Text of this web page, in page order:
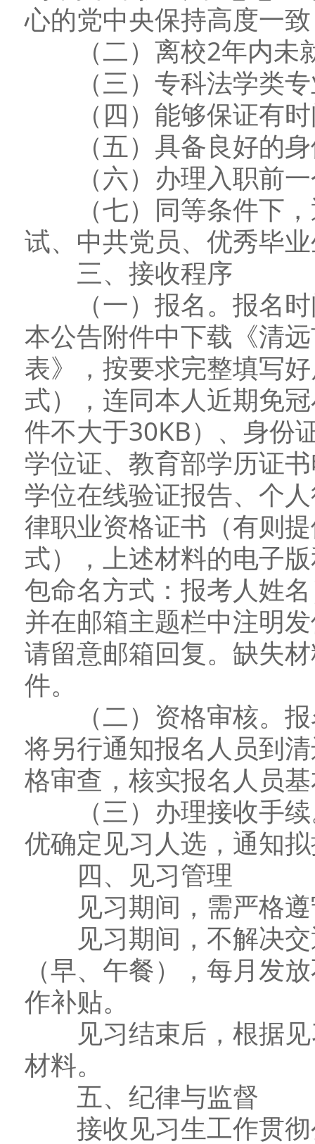
心的党中央保持高度一
（二）离校2年内未
（三）专科法学类专
（四）能够保证有时
（五）具备良好的身
（六）办理入职前一
（七）同等条件下，
试、中共党员、优秀毕
三、接收程序
（一）报名。报名时
本公告附件中下载《清
表》，按要求完整填写
式），连同本人近期免
件不大于30KB）、身份
学位证、教育部学历证
学位在线验证报告、个
律职业资格证书（有则
式），上述材料的电子
包命名方式：报考人姓
并在邮箱主题栏中注明
请留意邮箱回复。缺失
件。
（二）资格审核。报
将另行通知报名人员到
格审查，核实报名人员
（三）办理接收手续
优确定见习人选，通知
四、见习管理
见习期间，需严格遵
见习期间，不解决交
（早、午餐），每月发
作补贴。
见习结束后，根据见
材料。
五、纪律与监督
接收见习生工作贯彻